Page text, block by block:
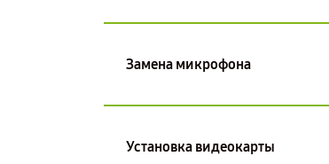
Замена микрофона
Установка видеокарты